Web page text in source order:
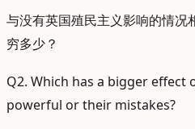
与没有英国殖民主义影响的情况
穷多少？
Q2. Which has a bigger
powerful or their mistakes?